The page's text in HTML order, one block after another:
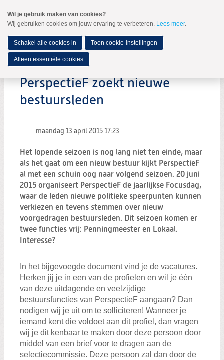
naar
Spring
de
inhoud
Spring
naar
hoofdmenu
MENU
Zoeken:
PerspectieF zoekt nieuwe
bestuursleden
maandag 13 april 2015 17:23
Het lopende seizoen is nog lang niet ten einde, maar
als het gaat om een nieuw bestuur kijkt PerspectieF
al met een schuin oog naar volgend seizoen. 20 juni
2015 organiseert PerspectieF de jaarlijkse Focusdag,
waar de leden nieuwe politieke speerpunten kunnen
verkiezen en tevens stemmen over nieuw
voorgedragen bestuursleden. Dit seizoen komen er
twee functies vrij: Penningmeester en Lokaal.
Interesse?
In het bijgevoegde document vind je de vacatures.
Herken jij je in een van de profielen en wil je één
van deze uitdagende en veelzijdige
bestuursfuncties van PerspectieF aangaan? Dan
nodigen wij je uit om te solliciteren! Wanneer je
iemand kent die voldoet aan dit profiel, dan vragen
wij je dit kenbaar te maken door deze persoon door
middel van een brief voor te dragen aan de
selectiecommissie. Deze persoon zal dan door de
Wil je gebruik maken van cookies?
Wij gebruiken cookies om jouw ervaring te verbeteren. Lees meer.
Schakel alle cookies in Toon cookie-instellingen
Alleen essentiële cookies